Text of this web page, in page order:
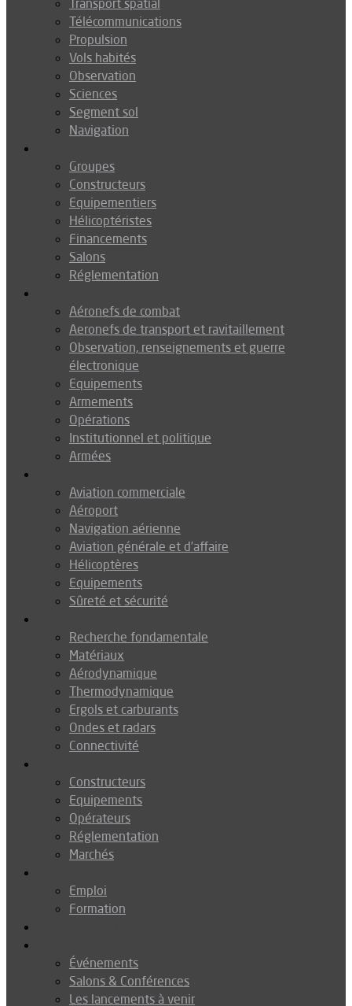
Transport spatial
Télécommunications
Propulsion
Vols habités
Observation
Sciences
Segment sol
Navigation
Groupes
Constructeurs
Equipementiers
Hélicoptéristes
Financements
Salons
Réglementation
Aéronefs de combat
Aeronefs de transport et ravitaillement
Observation, renseignements et guerre
électronique
Equipements
Armements
Opérations
Institutionnel et politique
Armées
Aviation commerciale
Aéroport
Navigation aérienne
Aviation générale et d’affaire
Hélicoptères
Equipements
Sûreté et sécurité
Recherche fondamentale
Matériaux
Aérodynamique
Thermodynamique
Ergols et carburants
Ondes et radars
Connectivité
Constructeurs
Equipements
Opérateurs
Réglementation
Marchés
Emploi
Formation
Événements
Salons & Conférences
Les lancements à venir